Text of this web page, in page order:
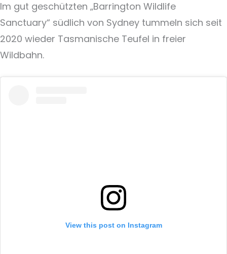
Im gut geschützten „Barrington Wildlife
Sanctuary“ südlich von Sydney tummeln sich seit
2020 wieder Tasmanische Teufel in freier
Wildbahn.
View this post on Instagram